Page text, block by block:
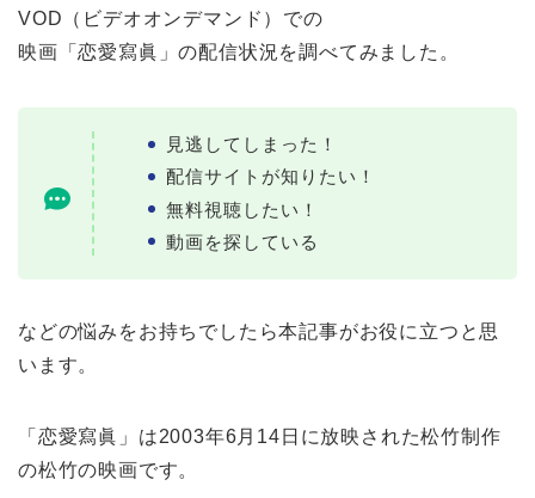
VOD（ビデオオンデマンド）での
映画「恋愛寫眞」の配信状況を調べてみました。
見逃してしまった！
配信サイトが知りたい！
無料視聴したい！
動画を探している
などの悩みをお持ちでしたら本記事がお役に立つと思
います。
「恋愛寫眞」は2003年6月14日に放映された松竹制作
の松竹の映画です。